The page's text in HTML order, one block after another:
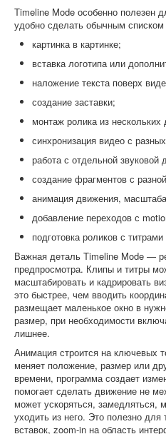
Timeline Mode особенно полезен
удобно сделать обычным списком
картинка в картинке;
вставка логотипа или
наложение текста поверх
создание заставки;
монтаж ролика из нескольких
синхронизация видео с
работа с отдельной звуковой
создание фрагментов с
анимация движения,
добавление переходов с
подготовка роликов с
Важная деталь Timeline Mode —
предпросмотра. Клипы и титры
масштабировать и кадрировать
это быстрее, чем вводить
размещает маленькое окно в
размер, при необходимости
лишнее.
Анимация строится на ключевых
меняет положение, размер или
времени, программа создает
помогает сделать движение не
может ускоряться, замедляться,
уходить из него. Это полезно
вставок, zoom-in на область